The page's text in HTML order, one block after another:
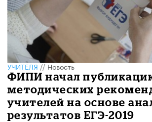
УЧИТЕЛЯ//Новость
ФИПИ начал
методических
учителей на основе
результатов ЕГЭ-2019